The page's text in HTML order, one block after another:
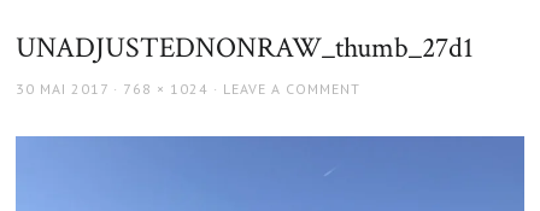
UNADJUSTEDNONRAW_thumb_27d1
POSTED
30 MAI 2017
FULL
768 × 1024 LEAVE A COMMENT